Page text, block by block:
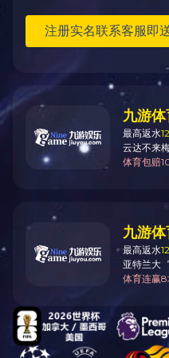
会议期间，王德成接受云
厚的气候条件非常适合精密机
等一批数控机床优势企业，在
群。云南制造的机床产品闻名
“在推进产业基础高级化、
产业、区域资源优势打造优势
展。”王德成表示，中国机械总
议，围绕云南发展定位，引导
果在云南孵化、转化、产业化